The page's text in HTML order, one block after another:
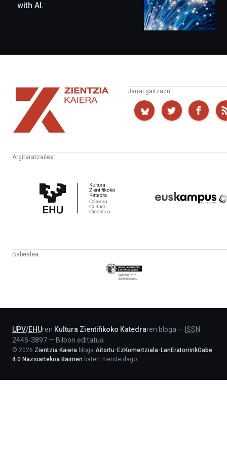
with AI.
Zientzia
Kaiera
Jarrai gaitzazu:
Argitaratzailea:
Zientifikoko
Katedra
Babeslea:
Eusko
Jaurlaritza
UPV/EHUren Kultura Zientifikoko Katedraren bloga — ISSN
2445-3897 — Bilbon editatua
© 2026 Zientzia Kaiera bloga Aitortu-EzKomertziala-LanEratorririkGabe
4.0 Nazioartekoa Baimen baten mende dago